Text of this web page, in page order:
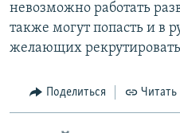
невозможно работать
также могут попасть и в
желающих
Поделиться Читать